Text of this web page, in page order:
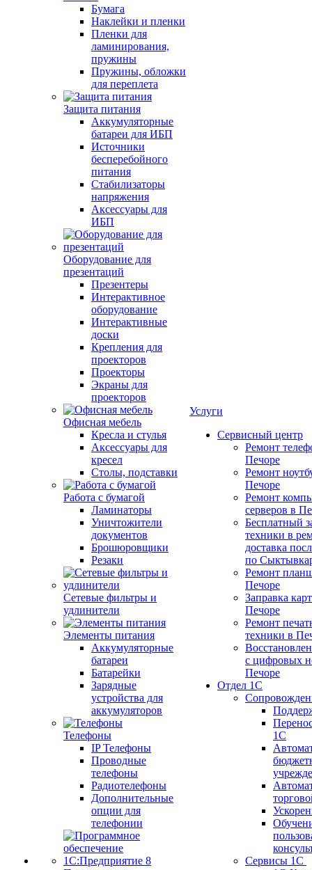
Бумага
Наклейки и пленки
Пленки для
ламинирования,
пружины
Пружины, обложки
для переплета
Защита питания
Аккумуляторные
батареи для ИБП
Источники
бесперебойного
питания
Стабилизаторы
напряжения
Аксессуары для
ИБП
Оборудование для
презентаций
Презентеры
Интерактивное
оборудование
Интерактивные
доски
Крепления для
проекторов
Проекторы
Экраны для
проекторов
Офисная мебель
Кресла и стулья
Аксессуары для
кресел
Столы, подставки
Работа с бумагой
Ламинаторы
Уничтожители
документов
Брошюровщики
Резаки
Сетевые фильтры и
удлинители
Элементы питания
Аккумуляторные
батареи
Батарейки
Зарядные
устройства для
аккумуляторов
Телефоны
IP Телефоны
Проводные
телефоны
Радиотелефоны
Дополнительные
опции для
телефонии
Услуги
Сервисный центр
Ремонт
Печоре
Ремонт
Печоре
Ремонт
серверов в
Бесплатный
техники в
доставка
по
Ремонт
Печоре
Заправка
Печоре
Ремонт
техники в
с цифровых
Печоре
Отдел 1С
1С
Сервисы 1С